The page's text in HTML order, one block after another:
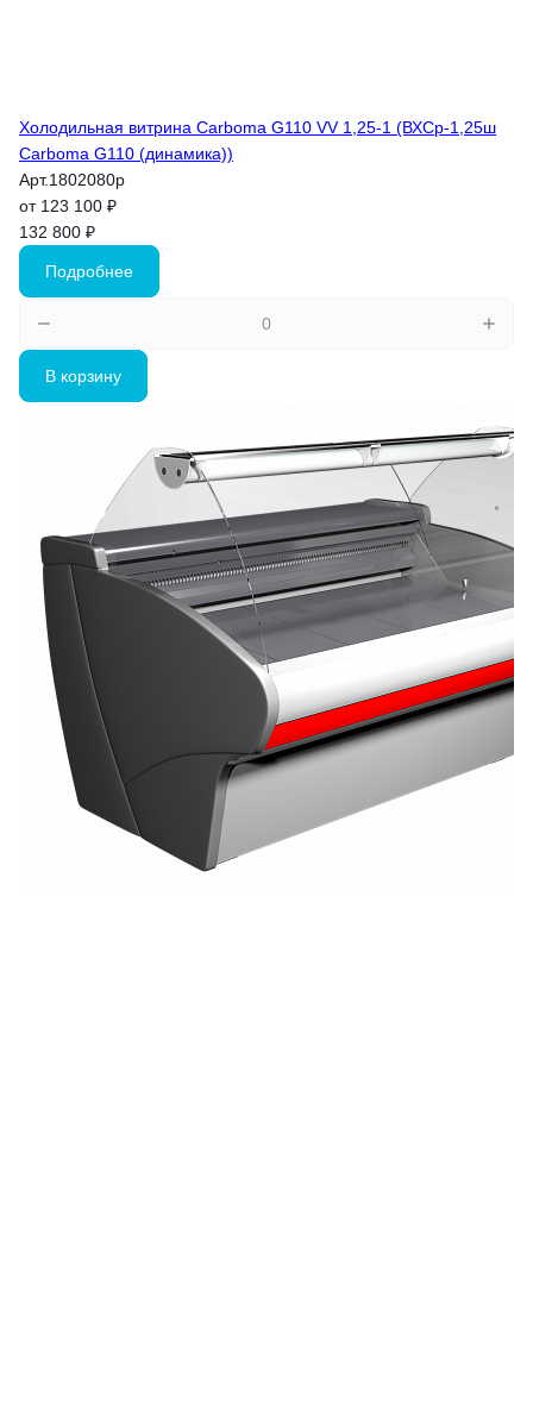
Холодильная витрина Carboma G110 VV 1,25-1 (ВХСр-1,25ш
Carboma G110 (динамика))
Арт.1802080p
от 123 100 ₽
132 800 ₽
Подробнее
В корзину